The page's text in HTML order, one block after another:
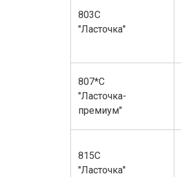
803С
"Ласточка"
807*С
"Ласточка-
премиум"
815С
"Ласточка"